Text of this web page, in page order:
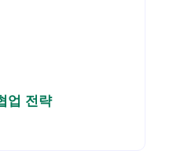
업 전략